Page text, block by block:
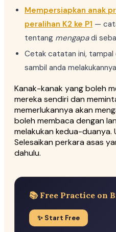
Mempersiapkan anak
peralihan K2 ke P1 —
tentang mengapadi
Cetak catatan ini, tampal
sambil anda
Kanak-kanak yang boleh
mereka sendiri dan
memerlukannya akan
boleh membaca dengan
melakukan kedua-duanya.
Selesaikan perkara asas
dahulu.
📚 Free Practice on
✨ Start Free